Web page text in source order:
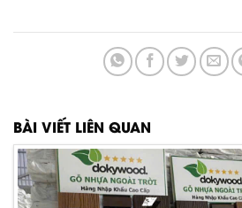
BÀI VIẾT LIÊN QUAN